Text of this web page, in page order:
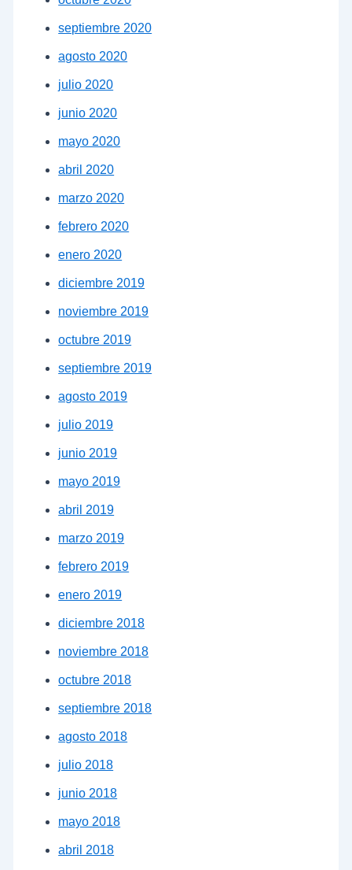
septiembre 2020
agosto 2020
julio 2020
junio 2020
mayo 2020
abril 2020
marzo 2020
febrero 2020
enero 2020
diciembre 2019
noviembre 2019
octubre 2019
septiembre 2019
agosto 2019
julio 2019
junio 2019
mayo 2019
abril 2019
marzo 2019
febrero 2019
enero 2019
diciembre 2018
noviembre 2018
octubre 2018
septiembre 2018
agosto 2018
julio 2018
junio 2018
mayo 2018
abril 2018